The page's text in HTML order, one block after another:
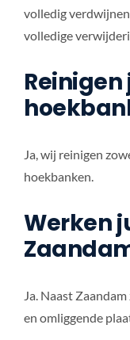
volledig
volledige
Ja, wij reinigen
hoekbanken.
Werken
Ja. Naast
en omliggende